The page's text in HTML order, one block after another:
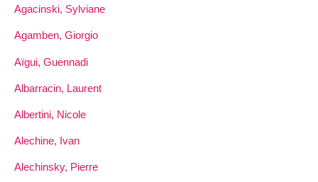
Agacinski, Sylviane
Agamben, Giorgio
Aïgui, Guennadi
Albarracin, Laurent
Albertini, Nicole
Alechine, Ivan
Alechinsky, Pierre